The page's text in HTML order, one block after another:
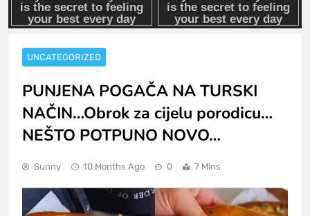
UNCATEGORIZED
PUNJENA POGAČA NA TURSKI
NAČIN…Obrok za cijelu porodicu…
NEŠTO POTPUNO NOVO…
Sunny 10 Months Ago 0 7 Mins